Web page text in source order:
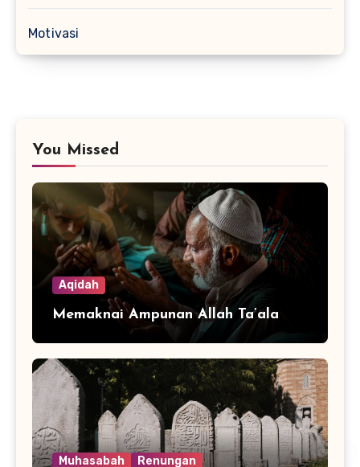
Motivasi
You Missed
Aqidah
Memaknai Ampunan Allah Ta’ala
Muhasabah Renungan